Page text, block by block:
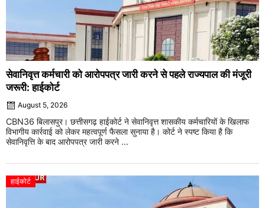
सेवानिवृत्त कर्मचारी को आरोपपत्र जारी करने से पहले राज्यपाल की मंजूरी
जरूरी: हाईकोर्ट
August 5, 2026
CBN36 बिलासपुर। छत्तीसगढ़ हाईकोर्ट ने सेवानिवृत्त शासकीय कर्मचारियों के खिलाफ
विभागीय कार्रवाई को लेकर महत्वपूर्ण फैसला सुनाया है। कोर्ट ने स्पष्ट किया है कि
सेवानिवृत्ति के बाद आरोपपत्र जारी करने ...
हाईकोर्ट